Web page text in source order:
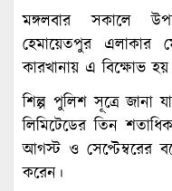
মঙ্গলবার সকালে
হেমায়েতপুর এলাকার
কারখানায় এ বিক্ষোভ
শিল্প পুলিশ সূত্রে জানা
লিমিটেডের তিন
আগস্ট ও সেপ্টেম্বরের
করেন।